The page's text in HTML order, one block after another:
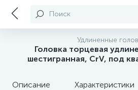
Поиск
Удлиненные
Головка торцевая
шестигранная, CrV, под
Описание Характеристики